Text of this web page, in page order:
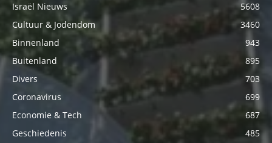
Israël Nieuws
5608
Cultuur & Jodendom
3460
Binnenland
943
Buitenland
895
Divers
703
Coronavirus
699
Economie & Tech
687
Geschiedenis
485